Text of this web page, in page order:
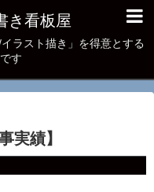
き看板屋
ラスト描き」を得意とする
す
実績】